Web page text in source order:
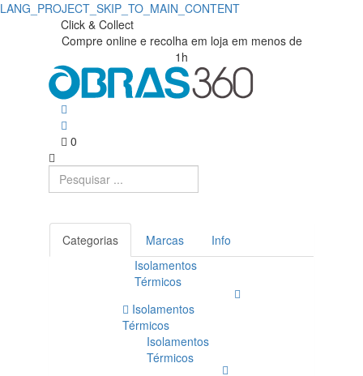
LANG_PROJECT_SKIP_TO_MAIN_CONTENT
Click & Collect
Compre online e recolha em loja em menos de
1h
0
Categorias Marcas
Info
Isolamentos
Térmicos
Isolamentos
Térmicos
Isolamentos
Térmicos